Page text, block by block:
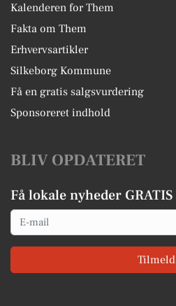
Kalenderen for Them
Fakta om Them
Erhvervsartikler
Silkeborg Kommune
Få en gratis salgsvurdering
Sponsoreret indhold
BLIV OPDATERET
Få lokale nyheder GRATIS
Email
Tilmeld